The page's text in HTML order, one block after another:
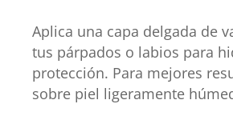
Aplica una capa delgada de
tus párpados o labios para
protección. Para mejores
sobre piel ligeramente